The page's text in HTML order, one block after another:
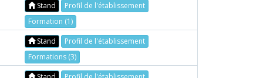
Stand
Profil de l'établissement
Formation (1)
Stand
Profil de l'établissement
Formations (3)